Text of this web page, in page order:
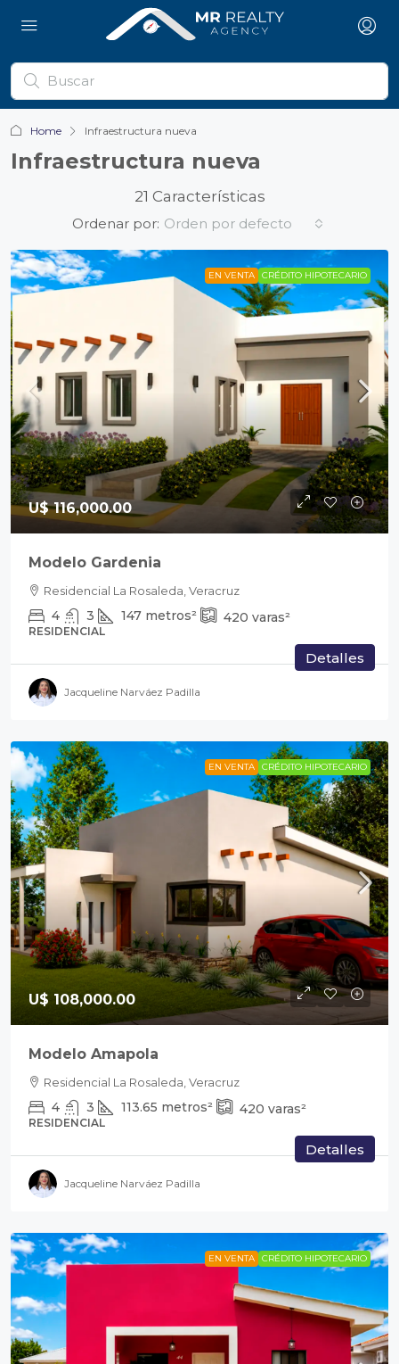
Home Infraestructura nueva
Infraestructura nueva
21 Características
Ordenar por: Orden por defecto
EN VENTA CRÉDITO HIPOTECARIO
U$ 116,000.00
Modelo Gardenia
Residencial La Rosaleda, Veracruz
4 3 147 metros² 420 varas²
RESIDENCIAL
Detalles
Jacqueline Narváez Padilla
EN VENTA CRÉDITO HIPOTECARIO
U$ 108,000.00
Modelo Amapola
Residencial La Rosaleda, Veracruz
4 3 113.65 metros² 420 varas²
RESIDENCIAL
Detalles
Jacqueline Narváez Padilla
EN VENTA CRÉDITO HIPOTECARIO